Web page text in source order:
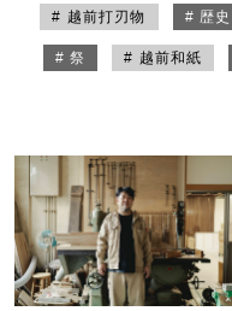
# 越前打刃物 # 歴史
# 祭 # 越前和紙